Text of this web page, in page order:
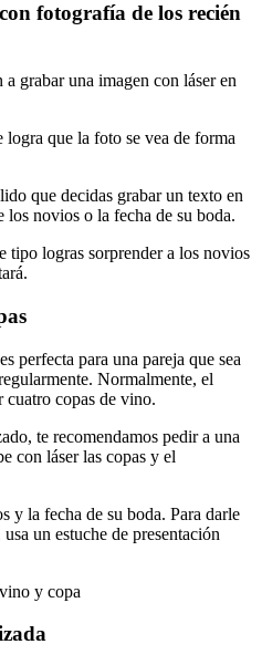
fotografía de los recién
grabar una imagen con láser en
que la foto se vea de forma
que decidas grabar un texto en
los novios o la fecha de su boda.
tipo logras sorprender a los novios
es perfecta para una pareja que sea
Normalmente, el
cuatro copas de vino.
te recomendamos pedir a una
con láser las copas y el
y la fecha de su boda. Para darle
un estuche de presentación